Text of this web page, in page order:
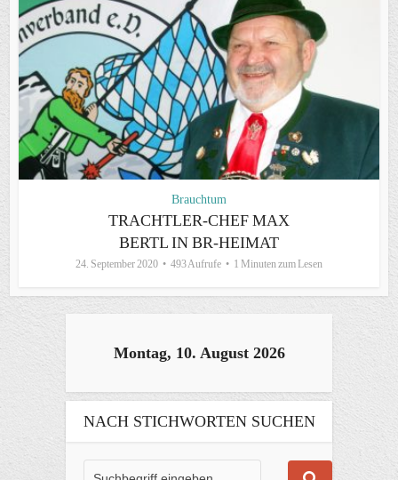
Brauchtum
TRACHTLER-CHEF MAX
BERTL IN BR-HEIMAT
24. September 2020 493 Aufrufe 1 Minuten zum Lesen
Montag, 10. August 2026
NACH STICHWORTEN SUCHEN